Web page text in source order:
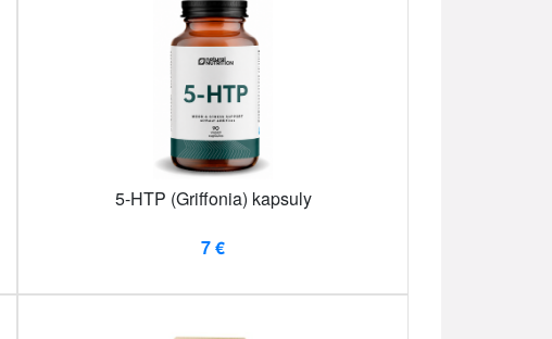
5-HTP (Griffonia) kapsuly
7 €